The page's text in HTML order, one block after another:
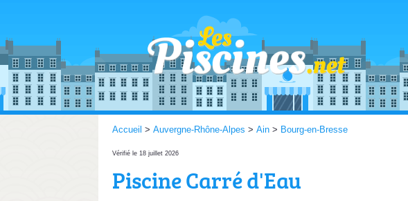
Accueil > Auvergne-Rhône-Alpes > Ain > Bourg-en-Bresse
Vérifié le 18 juillet 2026
Piscine Carré d'Eau